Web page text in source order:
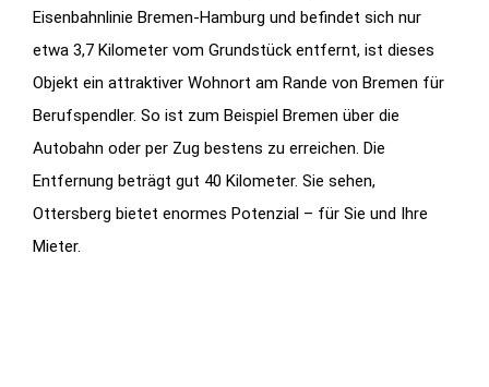
Eisenbahnlinie Bremen-Hamburg und befindet sich nur
etwa 3,7 Kilometer vom Grundstück entfernt, ist dieses
Objekt ein attraktiver Wohnort am Rande von Bremen für
Berufspendler. So ist zum Beispiel Bremen über die
Autobahn oder per Zug bestens zu erreichen. Die
Entfernung beträgt gut 40 Kilometer. Sie sehen,
Ottersberg bietet enormes Potenzial – für Sie und Ihre
Mieter.